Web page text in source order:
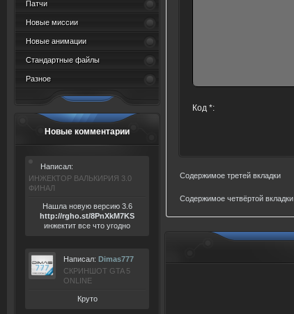
Патчи
Новые миссии
Новые анимации
Стандартные файлы
Разное
Новые комментарии
Написал:
ИНЖЕКТОР ВАЛЬКИРИЯ 3.0
ФИНАЛ
Нашла новую версию 3.6
http://rgho.st/8PnXkM7KS
инжектит все что угодно
Написал: Dimas777
СКРИНШОТ GTA 5
ONLINE
Круто
Код *:
Содержимое третей вкладки
Содержимое четвёртой вкладки